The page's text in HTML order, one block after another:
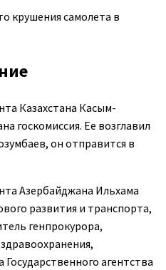
крушения самолета в
Казахстана Касым-
госкомиссия. Ее возглавил
он отправится в
Азербайджана Ильхама
развития и транспорта,
генпрокурора,
агентства